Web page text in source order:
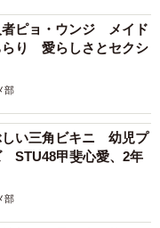
者ピョ・ウンジ メイド
らり 愛らしさとセクシ
部
しい三角ビキニ 幼児プ
STU48甲斐心愛、2年
部